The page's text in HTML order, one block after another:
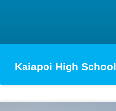
Kaiapoi High School